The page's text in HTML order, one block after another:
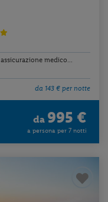
medico...
da 143 € per notte
da 995 €
a persona per 7 notti